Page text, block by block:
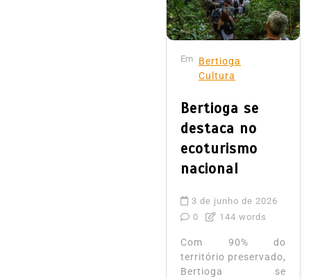
Em Bertioga
Cultura
Bertioga se
destaca no
ecoturismo
nacional
3 de junho de 2026
0
144 words
Com 90% do
território preservado,
Bertioga se